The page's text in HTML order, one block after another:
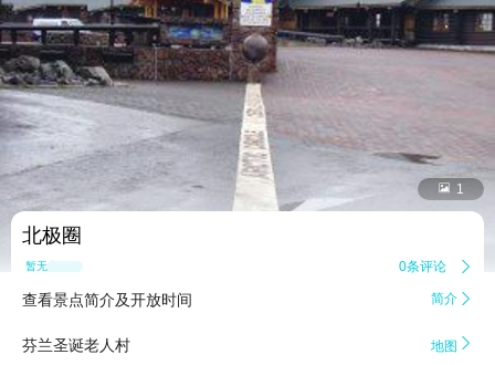
 1
北极圈
暂无点评 0条评论 
查看景点简介及开放时间 简介 
芬兰圣诞老人村 地图 
